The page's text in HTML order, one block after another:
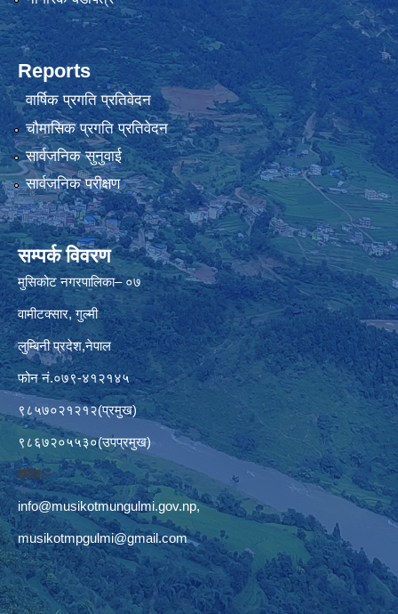
Reports
वार्षिक प्रगति प्रतिवेदन
चौमासिक प्रगति प्रतिवेदन
सार्वजनिक सुनुवाई
सार्वजनिक परीक्षण
सम्पर्क विवरण
मुसिकोट नगरपालिका– ०७
वामीटक्सार, गुल्मी
लुम्बिनी प्रदेश,नेपाल
फोन नं.०७९-४१२१४५
९८५७०२१२१२(प्रमुख)
९८६७२०५५३०(उपप्रमुख)
इमेलः–
info@musikotmungulmi.gov.np,
musikotmpgulmi@gmail.com